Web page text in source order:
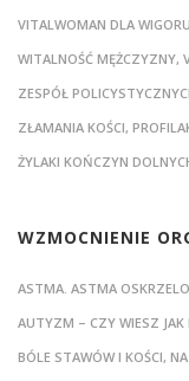
VITALWOMAN DLA
WITALNOŚĆ MĘŻCZYZNY,
ZESPÓŁ
ZŁAMANIA KOŚCI,
ŻYLAKI KOŃCZYN
WZMOCNIENIE
ASTMA. ASTMA
AUTYZM – CZY WIESZ JAK
BÓLE STAWÓW I KOŚCI,